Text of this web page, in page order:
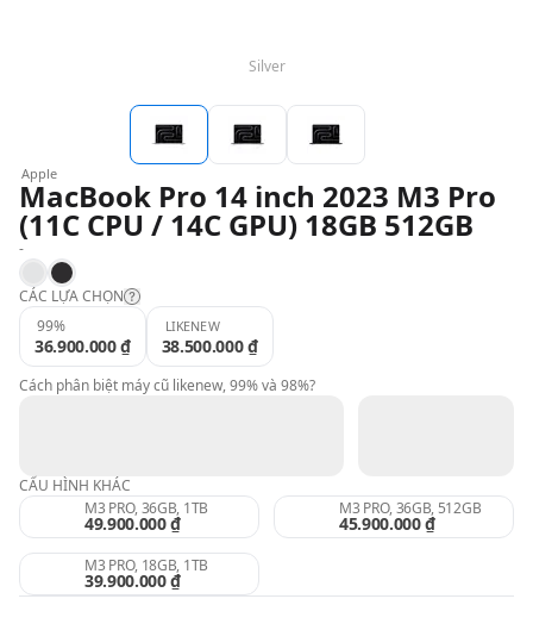
Silver
Apple
MacBook Pro 14 inch 2023 M3 Pro
(11C CPU / 14C GPU) 18GB 512GB
-
SilverSpace Black
CÁC LỰA CHỌN
Likenew:
98%:
99%
36.900.000 ₫
LIKENEW
38.500.000 ₫
Cách phân biệt máy cũ likenew, 99% và 98%?
CẤU HÌNH KHÁC
M3 PRO, 36GB, 1TB
49.900.000 ₫
M3 PRO, 36GB, 512GB
45.900.000 ₫
M3 PRO, 18GB, 1TB
39.900.000 ₫